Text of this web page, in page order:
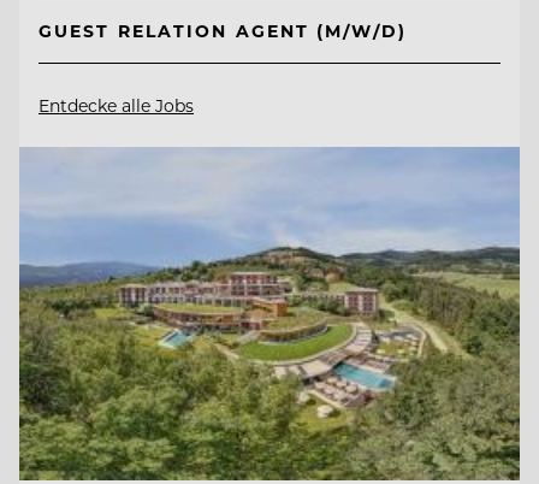
GUEST RELATION AGENT (M/W/D)
Entdecke alle Jobs